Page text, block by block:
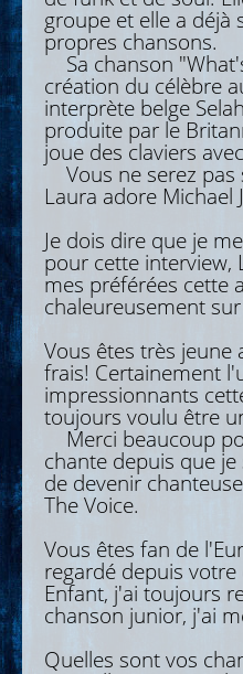
groupe et elle a déjà
propres chansons.
Sa chanson
création du célèbre
interprète belge
produite par le
joue des claviers
Vous ne serez pas
Laura adore Michael
Je dois dire que je
pour cette interview,
mes préférées cette
chaleureusement
Vous êtes très jeune
frais! Certainement
impressionnants
toujours voulu être
Merci beaucoup
chante depuis que
de devenir
The Voice.
Vous êtes fan de
regardé depuis votre
Enfant, j'ai toujours
chanson junior, j'ai
Quelles sont vos